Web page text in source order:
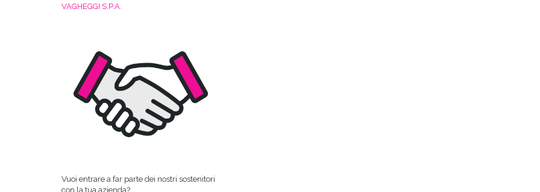
VAGHEGGI S.P.A.
Vuoi entrare a far parte dei nostri sostenitori
con la tua azienda?